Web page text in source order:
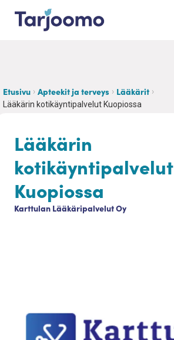
Siirry sisältöön
Etusivu Apteekit ja terveys Lääkärit
Lääkärin kotikäyntipalvelut Kuopiossa
Lääkärin
kotikäyntipalvelut
Kuopiossa
Karttulan Lääkäripalvelut Oy